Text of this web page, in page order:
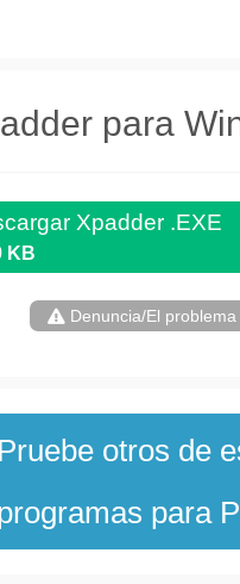
para
Xpadder .EXE
KB
Denuncia/El problema
Pruebe otros de
para